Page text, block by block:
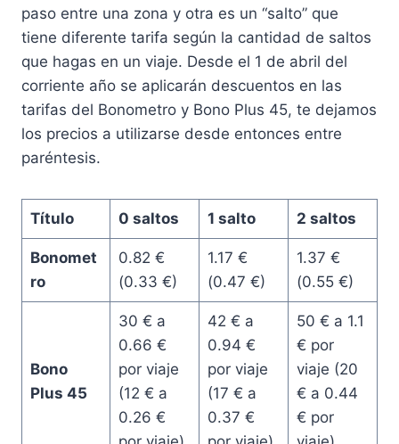
paso entre una zona y otra es un “salto” que
tiene diferente tarifa según la cantidad de saltos
que hagas en un viaje. Desde el 1 de abril del
corriente año se aplicarán descuentos en las
tarifas del Bonometro y Bono Plus 45, te dejamos
los precios a utilizarse desde entonces entre
paréntesis.
Título 0 saltos 1 salto 2 saltos
Bonomet
ro
0.82 €
(0.33 €)
1.17 €
(0.47 €)
1.37 €
(0.55 €)
Bono
Plus 45
30 € a
0.66 €
por viaje
(12 € a
0.26 €
42 € a
0.94 €
por viaje
(17 € a
0.37 €
50 € a 1.1
€ por
viaje (20
€ a 0.44
€ por